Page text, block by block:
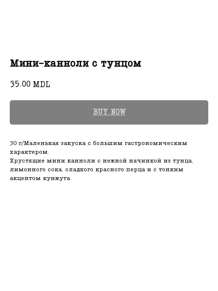
Мини-канноли с тунцом
35.00 MDL
BUY NOW
30 г/Маленькая закуска с большим гастрономическим
характером.
Хрустящие мини канноли с нежной начинкой из тунца,
лимонного сока, сладкого красного перца и с тонким
акцентом кунжута.